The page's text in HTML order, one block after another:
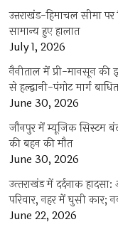
उत्तराखंड-हिमाचल सीमा
सामान्य हुए हालात
July 1, 2026
नैनीताल में प्री-मानसून
से हल्द्वानी-पंगोट मार्ग
June 30, 2026
जौनपुर में म्यूजिक सिस्टम
की बहन की मौत
June 30, 2026
उत्‍तराखंड में दर्दनाक
परिवार, नहर में घुसी कार;
June 22, 2026